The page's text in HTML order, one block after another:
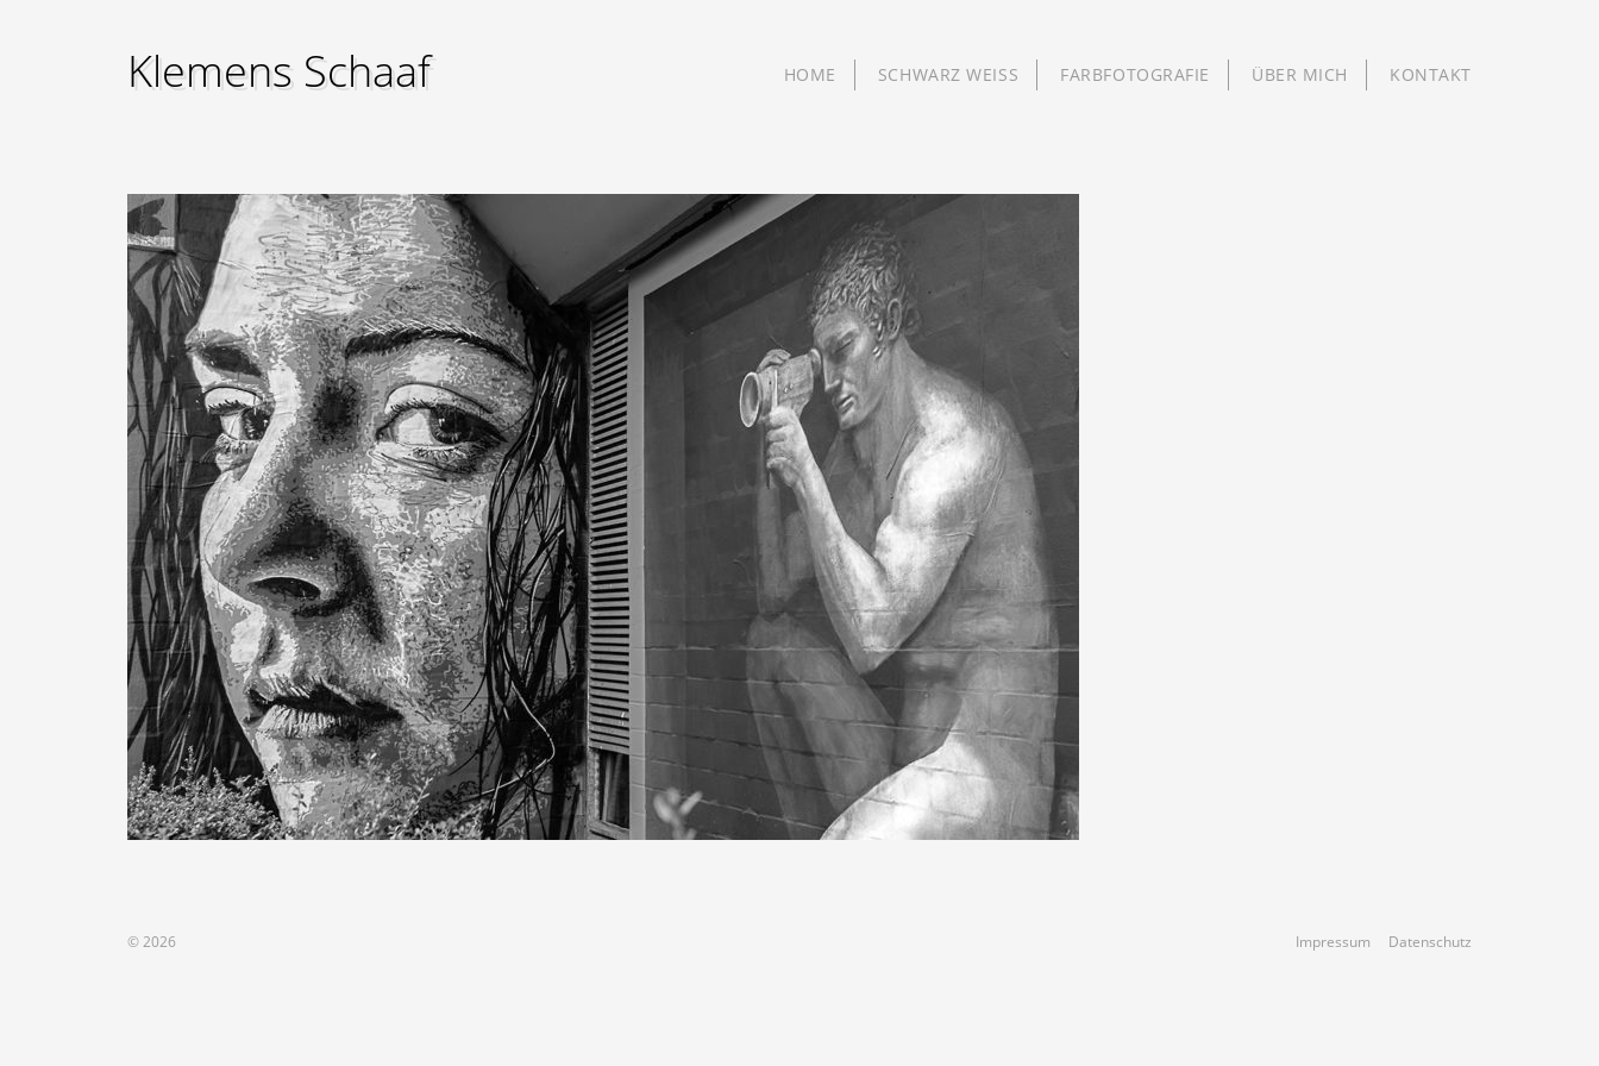
Klemens Schaaf HOME SCHWARZ WEISS FARBFOTOGRAFIE ÜBER MICH KONTAKT
© 2026 Datenschutz
Impressum